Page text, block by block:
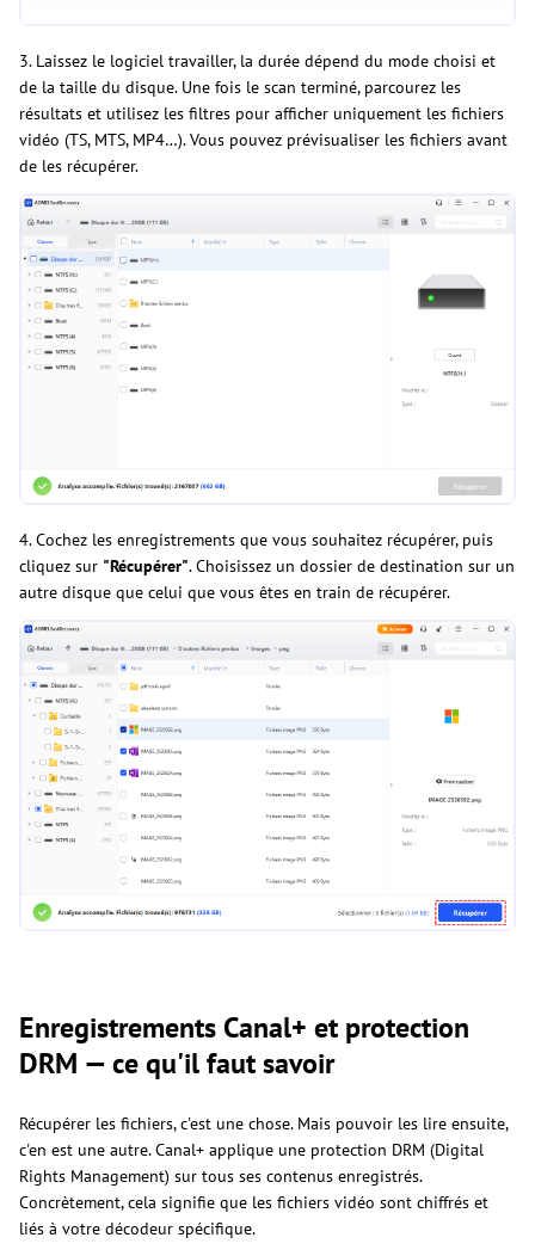
3. Laissez le logiciel travailler, la durée dépend du mode choisi et
de la taille du disque. Une fois le scan terminé, parcourez les
résultats et utilisez les filtres pour afficher uniquement les fichiers
vidéo (TS, MTS, MP4…). Vous pouvez prévisualiser les fichiers avant
de les récupérer.
4. Cochez les enregistrements que vous souhaitez récupérer, puis
cliquez sur "Récupérer". Choisissez un dossier de destination sur un
autre disque que celui que vous êtes en train de récupérer.
Enregistrements Canal+ et protection
DRM — ce qu'il faut savoir
Récupérer les fichiers, c'est une chose. Mais pouvoir les lire ensuite,
c'en est une autre. Canal+ applique une protection DRM (Digital
Rights Management) sur tous ses contenus enregistrés.
Concrètement, cela signifie que les fichiers vidéo sont chiffrés et
liés à votre décodeur spécifique.